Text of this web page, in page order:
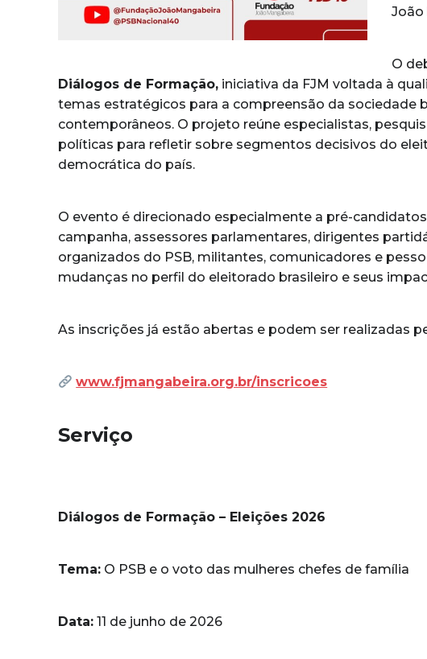
João
O
Diálogos de Formação, iniciativa da FJM voltada à
temas estratégicos para a compreensão da sociedade
contemporâneos. O projeto reúne especialistas,
políticas para refletir sobre segmentos decisivos do
democrática do país.
O evento é direcionado especialmente a pré-
campanha, assessores parlamentares, dirigentes
organizados do PSB, militantes, comunicadores e
mudanças no perfil do eleitorado brasileiro e seus
As inscrições já estão abertas e podem ser realizadas
www.fjmangabeira.org.br/inscricoes
Serviço
Diálogos de Formação – Eleições 2026
Tema: O PSB e o voto das mulheres chefes de família
Data: 11 de junho de 2026